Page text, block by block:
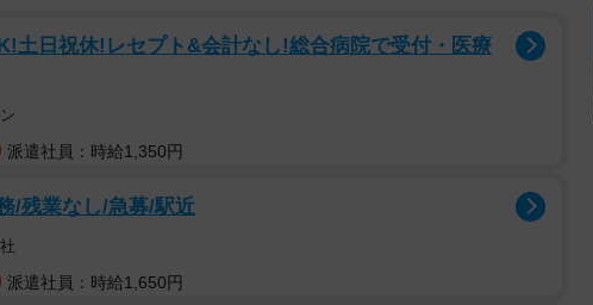
土日祝休!レセプト&会計なし!総合病院で受付・医療
派遣社員：時給1,350円
/残業なし/急募/駅近
派遣社員：時給1,650円